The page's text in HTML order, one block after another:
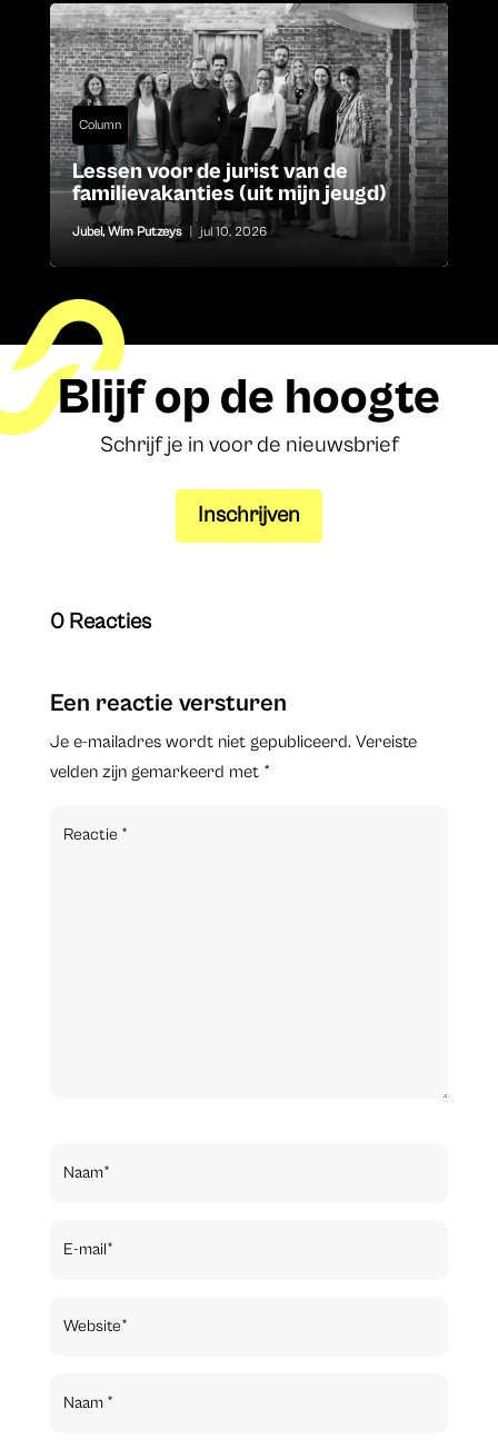
Column
Lessen voor de jurist van de
familievakanties (uit mijn jeugd)
Jubel,Wim Putzeys | jul 10, 2026
Blijf op de hoogte
Schrijf je in voor de nieuwsbrief
Inschrijven
0 Reacties
Een reactie versturen
Je e-mailadres wordt niet gepubliceerd. Vereiste
velden zijn gemarkeerd met *